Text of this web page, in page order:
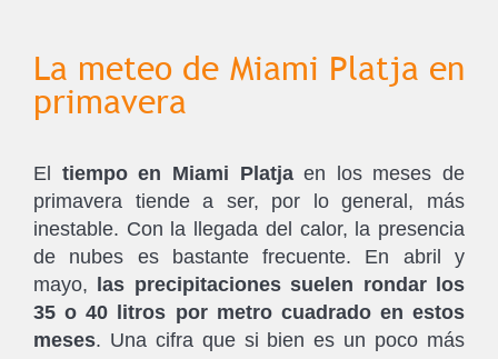
La meteo de Miami Platja en
primavera
El tiempo en Miami Platjaen los meses de
primavera tiende a ser, por lo general, más
inestable. Con la llegada del calor, la presencia
de nubes es bastante frecuente. En abril y
mayo, las precipitaciones suelen rondar los
35 o 40 litros por metro cuadrado en estos
meses. Una cifra que si bien es un poco más